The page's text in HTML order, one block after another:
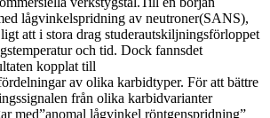
lågvinkelspridning av neutroner(SANS),
att i stora drag studerautskiljningsförloppet
och tid. Dock fannsdet
kopplat till
av olika karbidtyper. För att bättre
från olika karbidvarianter
med”anomal lågvinkel röntgenspridning”